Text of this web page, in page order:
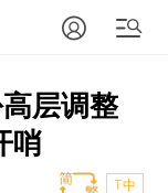
层调整
哨
T中